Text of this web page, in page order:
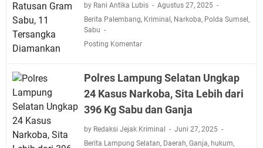
by Rani Antika Lubis
Agustus 27, 2025
Berita Palembang, Kriminal, Narkoba, Polda Sumsel,
Sabu
Posting Komentar
Polres Lampung Selatan Ungkap
24 Kasus Narkoba, Sita Lebih dari
396 Kg Sabu dan Ganja
by Redaksi Jejak Kriminal
Juni 27, 2025
Berita Lampung Selatan, Daerah, Ganja, hukum,